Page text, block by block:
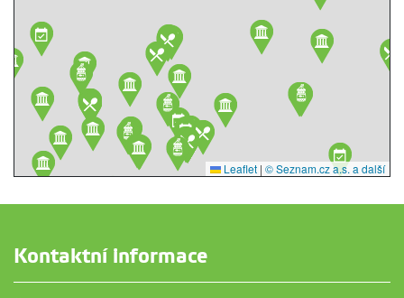
Leaflet | © Seznam.cz a.s. a další
Kontaktní informace